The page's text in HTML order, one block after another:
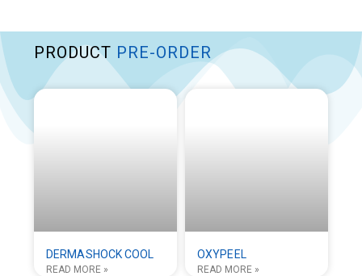
PRODUCT PRE-ORDER
DERMASHOCK COOL
READ MORE »
OXYPEEL
READ MORE »